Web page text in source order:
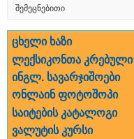
შემეცნებითი
ცხელი ხაზი
ლექსიკონთა კრებული
ინგლ. სავარჯიშოები
ონლაინ ფოტოშოპი
საიტების კატალოგი
ვალუტის კურსი